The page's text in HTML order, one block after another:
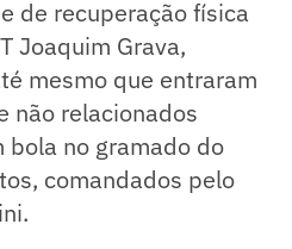
de recuperação física
Joaquim Grava,
mesmo que entraram
não relacionados
no gramado do
comandados pelo